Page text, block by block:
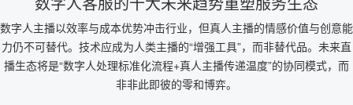
数字人客服的十大未来趋势重塑服务生态
数字人主播以效率与成本优势冲击行业，但真人主播的情感价值与创意能
力仍不可替代。技术应成为人类主播的“增强工具”，而非替代品。未来直
播生态将是“数字人处理标准化流程+真人主播传递温度”的协同模式，而
非非此即彼的零和博弈。